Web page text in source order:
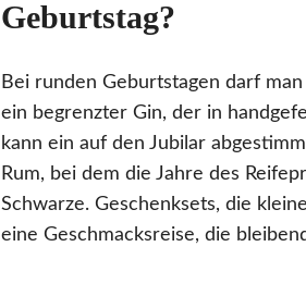
Geburtstag?
Bei runden Geburtstagen darf
ein begrenzter Gin, der in
kann ein auf den Jubilar
Rum, bei dem die Jahre des
Schwarze. Geschenksets, die
eine Geschmacksreise, die